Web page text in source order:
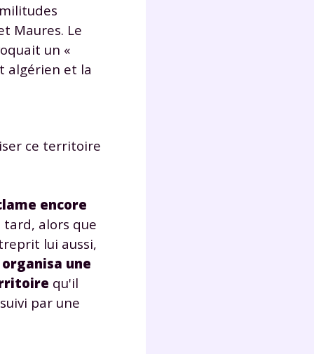
Maures. Le
un «
algérien et la
ce territoire
encore
tard, alors que
lui aussi,
une
qu'il
par une
Fermer